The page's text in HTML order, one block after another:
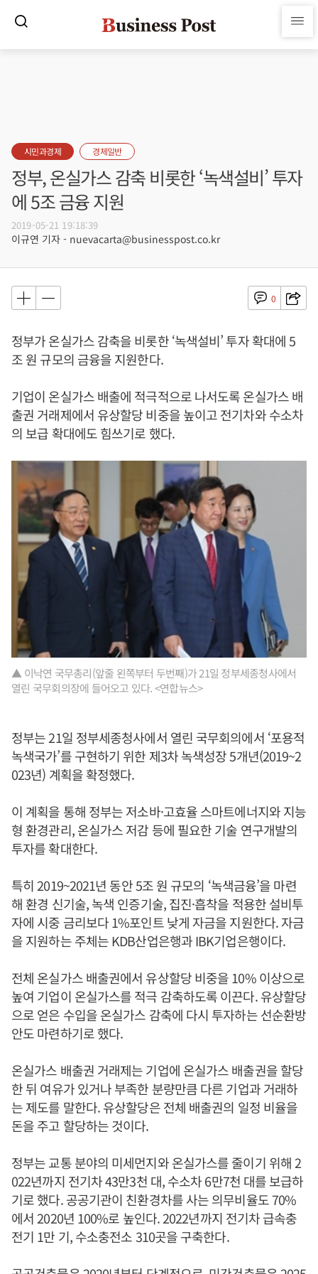
시민과경제 경제일반
정부, 온실가스 감축 비롯한 ‘녹색설비’ 투자
에 5조 금융 지원
2019-05-21 19:18:39
이규연 기자 - nuevacarta@businesspost.co.kr
0
정부가 온실가스 감축을 비롯한 ‘녹색설비’ 투자 확대에 5
조 원 규모의 금융을 지원한다.
기업이 온실가스 배출에 적극적으로 나서도록 온실가스 배
출권 거래제에서 유상할당 비중을 높이고 전기차와 수소차
의 보급 확대에도 힘쓰기로 했다.
▲ 이낙연 국무총리(앞줄 왼쪽부터 두번째)가 21일 정부세종청사에서
열린 국무회의장에 들어오고 있다. <연합뉴스>
정부는 21일 정부세종청사에서 열린 국무회의에서 ‘포용적
녹색국가’를 구현하기 위한 제3차 녹색성장 5개년(2019~2
023년) 계획을 확정했다.
이 계획을 통해 정부는 저소바·고효율 스마트에너지와 지능
형 환경관리, 온실가스 저감 등에 필요한 기술 연구개발의
투자를 확대한다.
특히 2019~2021년 동안 5조 원 규모의 ‘녹색금융’을 마련
해 환경 신기술, 녹색 인증기술, 집진·흡착을 적용한 설비투
자에 시중 금리보다 1%포인트 낮게 자금을 지원한다. 자금
을 지원하는 주체는 KDB산업은행과 IBK기업은행이다.
전체 온실가스 배출권에서 유상할당 비중을 10% 이상으로
높여 기업이 온실가스를 적극 감축하도록 이끈다. 유상할당
으로 얻은 수입을 온실가스 감축에 다시 투자하는 선순환방
안도 마련하기로 했다.
온실가스 배출권 거래제는 기업에 온실가스 배출권을 할당
한 뒤 여유가 있거나 부족한 분량만큼 다른 기업과 거래하
는 제도를 말한다. 유상할당은 전체 배출권의 일정 비율을
돈을 주고 할당하는 것이다.
정부는 교통 분야의 미세먼지와 온실가스를 줄이기 위해 2
022년까지 전기차 43만3천 대, 수소차 6만7천 대를 보급하
기로 했다. 공공기관이 친환경차를 사는 의무비율도 70%
에서 2020년 100%로 높인다. 2022년까지 전기차 급속충
전기 1만 기, 수소충전소 310곳을 구축한다.